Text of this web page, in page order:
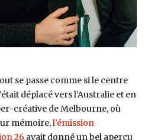
se passe comme si le centre
déplacé vers l’Australie et en
créative de Melbourne, où
mémoire,l’émission
26 avait donné un bel aperçu